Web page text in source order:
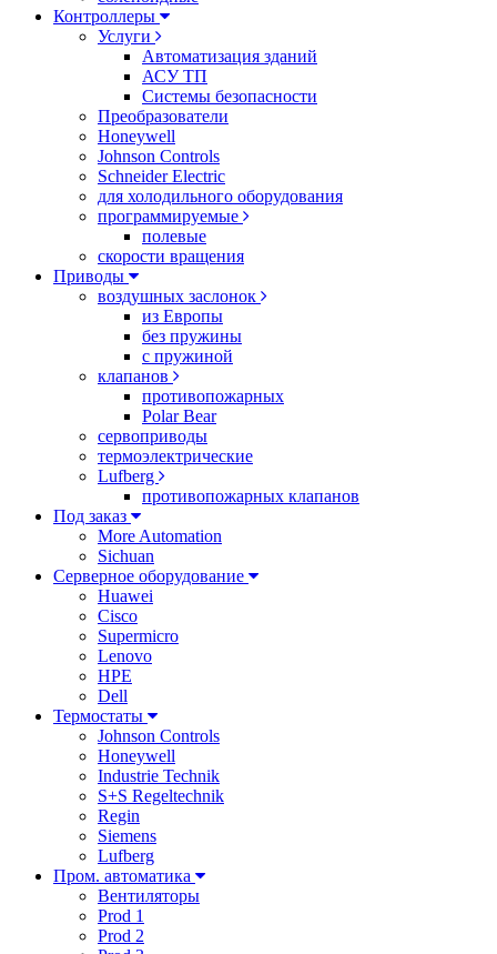
Контроллеры
Услуги
Автоматизация зданий
АСУ ТП
Системы безопасности
Преобразователи
Honeywell
Johnson Controls
Schneider Electric
для холодильного оборудования
программируемые
полевые
скорости вращения
Приводы
воздушных заслонок
из Европы
без пружины
с пружиной
клапанов
противопожарных
Polar Bear
сервоприводы
термоэлектрические
Lufberg
противопожарных клапанов
Под заказ
More Automation
Sichuan
Серверное оборудование
Huawei
Cisco
Supermicro
Lenovo
HPE
Dell
Термостаты
Johnson Controls
Honeywell
Industrie Technik
S+S Regeltechnik
Regin
Siemens
Lufberg
Пром. автоматика
Вентиляторы
Prod 1
Prod 2